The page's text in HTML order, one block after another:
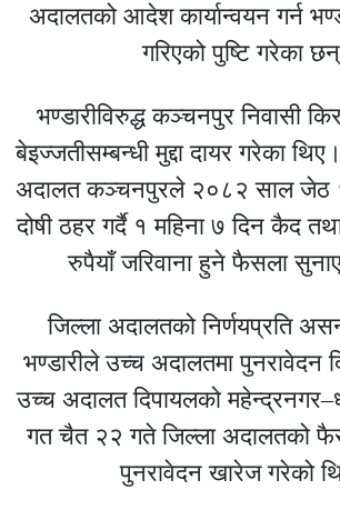
अदालतको आदेश कार्यान्वयन गर्न
गरिएको पुष्टि गरेका
भण्डारीविरुद्ध कञ्चनपुर निवासी
बेइज्जतीसम्बन्धी मुद्दा दायर गरेका थिए।
अदालत कञ्चनपुरले २०८२ साल जेठ १
दोषी ठहर गर्दै १ महिना ७ दिन कैद
रुपैयाँ जरिवाना हुने फैसला
जिल्ला अदालतको निर्णयप्रति
भण्डारीले उच्च अदालतमा पुनरावेदन
उच्च अदालत दिपायलको
गत चैत २२ गते जिल्ला अदालतको
पुनरावेदन खारेज गरेको